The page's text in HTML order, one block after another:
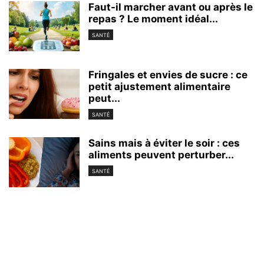
Faut-il marcher avant ou après le
repas ? Le moment idéal...
SANTÉ
Fringales et envies de sucre : ce
petit ajustement alimentaire
peut...
SANTÉ
Sains mais à éviter le soir : ces
aliments peuvent perturber...
SANTÉ